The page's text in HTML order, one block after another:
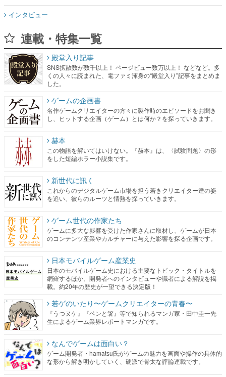
インタビュー
連載・特集一覧
殿堂入り記事
SNS拡散数が数千以上！ ページビュー数万以上！ などなど。多
くの人々に読まれた、電ファミ渾身の“殿堂入り”記事をまとめま
した。
ゲームの企画書
名作ゲームクリエイターの方々に製作時のエピソードをお聞き
し、ヒットする企画（ゲーム）とは何か？を探っていきます。
赫本
この物語を解いてはいけない。『赫本』は、〈試験問題〉の形
をした短編ホラー小説集です。
新世代に訊く
これからのデジタルゲーム市場を担う若きクリエイター達の姿
を追い、彼らのルーツと情熱を探っていきます。
ゲーム世代の作家たち
ゲームに多大な影響を受けた作家さんに取材し、ゲームが日本
のコンテンツ産業やカルチャーに与えた影響を探る企画です。
日本モバイルゲーム産業史
日本のモバイルゲーム史における主要なトピック・タイトルを
網羅するほか、開発者へのインタビューや識者による解説を掲
載。約20年の歴史が一望できる決定版！
若ゲのいたり〜ゲームクリエイターの青春〜
『うつヌケ』『ペンと箸』等で知られるマンガ家・田中圭一先
生によるゲーム業界レポートマンガです。
なんでゲームは面白い？
ゲーム開発者・hamatsu氏がゲームの魅力を画面や操作の具体的
な形から解き明かしていく、硬派で骨太な評論連載です。